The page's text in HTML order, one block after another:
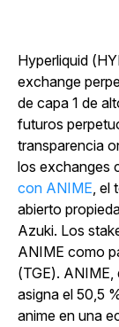
Hyperliquid
exchange
de capa 1 de
futuros
transparencia
los exchanges
con ANIME, el
abierto
Azuki. Los
ANIME como
(TGE). ANIME,
asigna el 50,5
anime en una